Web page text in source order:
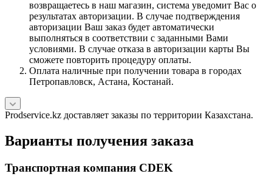
возвращаетесь в наш магазин, система уведомит Вас о
результатах авторизации. В случае подтверждения
авторизации Ваш заказ будет автоматически
выполняться в соответствии с заданными Вами
условиями. В случае отказа в авторизации карты Вы
сможете повторить процедуру оплаты.
Оплата наличные при получении товара в городах
Петропавловск, Астана, Костанай.
Prodservice.kz доставляет заказы по территории Казахстана.
Варианты получения заказа
Транспортная компания CDEK